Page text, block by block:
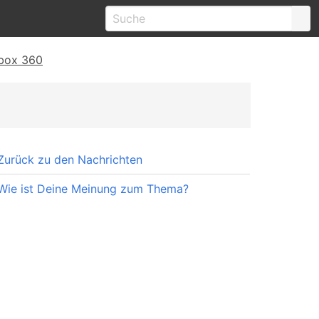
360
zu den Nachrichten
ist Deine Meinung zum Thema?